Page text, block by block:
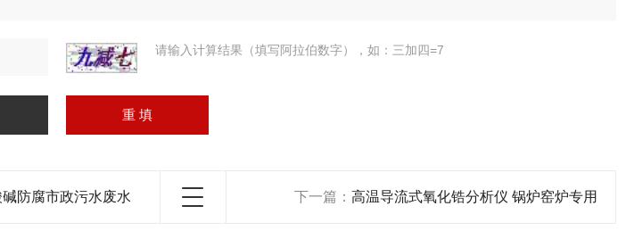
请输入计算结果（填写阿拉伯数字），如：三加四=7
防腐市政污水废水 下一篇： 高温导流式氧化锆分析仪 锅炉窑炉专用